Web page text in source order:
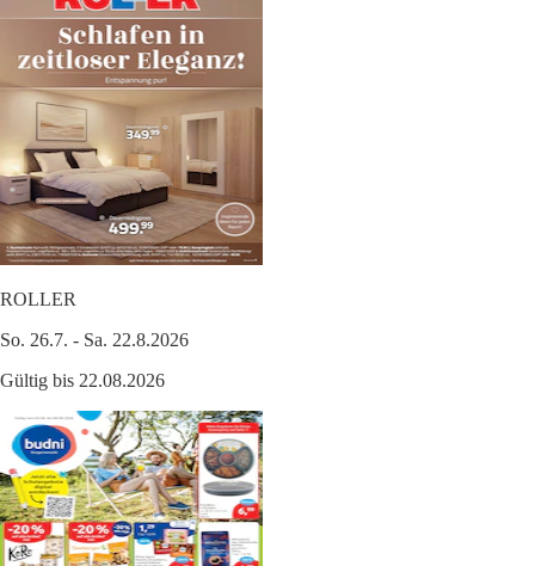
ROLLER
So. 26.7. - Sa. 22.8.2026
Gültig bis 22.08.2026